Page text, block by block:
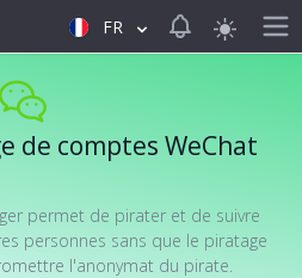
FR View
de comptes WeChat
permet de pirater et de suivre
personnes sans que le piratage
l'anonymat du pirate.